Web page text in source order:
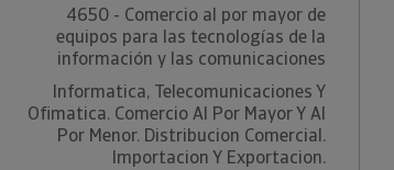
4650 - Comercio al por mayor de
equipos para las tecnologías de la
información y las comunicaciones
Informatica, Telecomunicaciones Y
Ofimatica. Comercio Al Por Mayor Y Al
Por Menor. Distribucion Comercial.
Importacion Y Exportacion.